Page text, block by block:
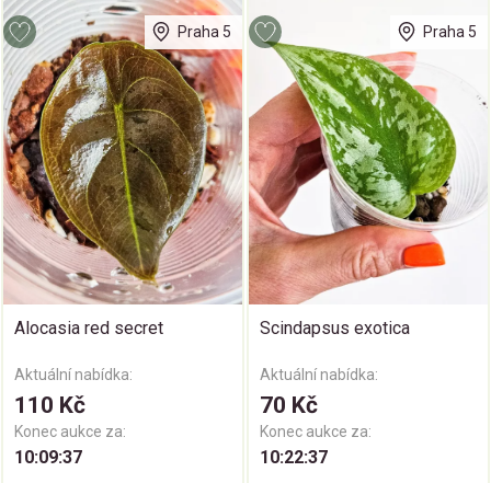
Praha 5
Alocasia red secret
Aktuální nabídka:
110 Kč
Konec aukce za:
10:09:36
Praha 5
Scindapsus exotica
Aktuální nabídka:
70 Kč
Konec aukce za:
10:22:36